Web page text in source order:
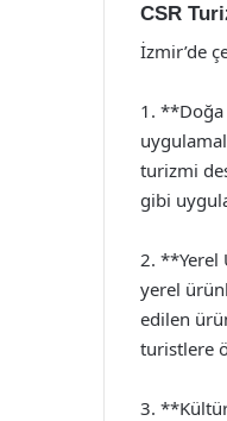
CSR
İzmir’de
1. **Doğa
turizmi
gibi
2. **Yerel
yerel
edilen
turistlere
3.